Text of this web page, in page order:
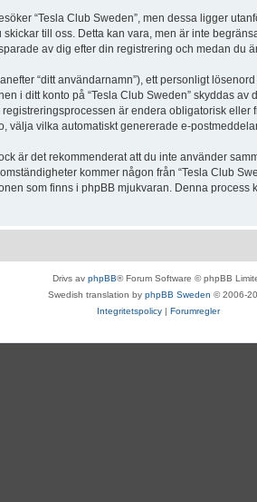
“Tesla Club Sweden”, men dessa ligger
till oss. Detta kan vara, men är inte
av dig efter din registrering och medan du
“ditt användarnamn”), ett personligt
i ditt konto på “Tesla Club Sweden” skyddas
är endera obligatorisk
välja vilka automatiskt genererade e-
är det rekommenderat att du inte använder
kommer någon från “Tesla Club
som finns i phpBB mjukvaran. Denna
Drivs av phpBB® Forum Software © phpBB
Swedish translation by phpBB Sweden © 2006-
Integritetspolicy | Forumregler